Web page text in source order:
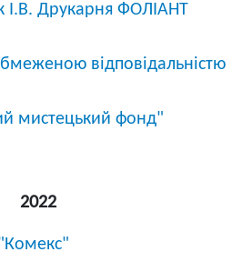
Друкарня ФОЛІАНТ
відповідальністю
мистецький фонд"
2022